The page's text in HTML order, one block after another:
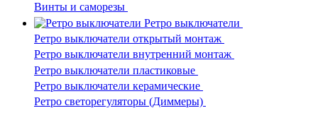
Винты и саморезы
Ретро выключатели
Ретро выключатели открытый монтаж
Ретро выключатели внутренний монтаж
Ретро выключатели пластиковые
Ретро выключатели керамические
Ретро светорегуляторы (Диммеры)